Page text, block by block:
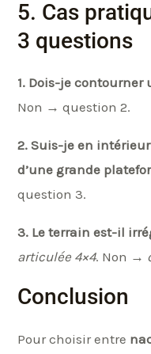
5. Cas
3 questions
1. Dois-je contourner
Non → question 2.
2. Suis-je en
d’une grande
question 3.
3. Le terrain est-il
articulée 4×4. Non →
Conclusion
Pour choisir entre